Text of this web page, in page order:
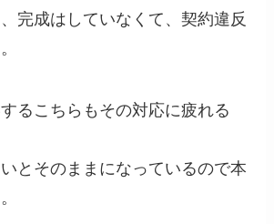
完成はしていなくて、契約違反
るこちらもその対応に疲れる
とそのままになっているので本